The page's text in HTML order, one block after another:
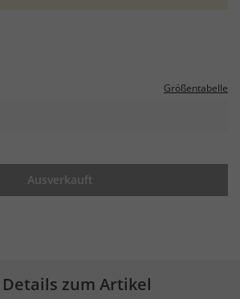
Größentabelle
Ausverkauft
zum Artikel